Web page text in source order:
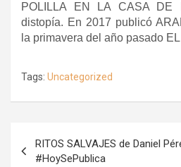
POLILLA EN LA CASA DE
distopía. En 2017 publicó
la primavera del año pasado
Tags: Uncategorized
de
RITOS SALVAJES de Daniel
#HoySePublica